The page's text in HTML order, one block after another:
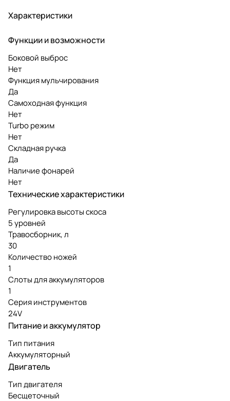
Характеристики
Функции и возможности
Боковой выброс
Нет
Функция мульчирования
Да
Самоходная функция
Нет
Turbo режим
Нет
Складная ручка
Да
Наличие фонарей
Нет
Технические характеристики
Регулировка высоты скоса
5 уровней
Травосборник, л
30
Количество ножей
1
Слоты для аккумуляторов
1
Серия инструментов
24V
Питание и аккумулятор
Тип питания
Аккумуляторный
Двигатель
Тип двигателя
Бесщеточный